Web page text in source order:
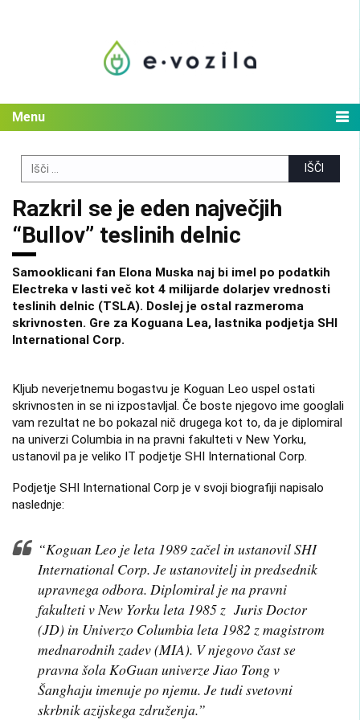
Menu
Search
for:
Razkril se je eden največjih
“Bullov” teslinih delnic
Samooklicani fan Elona Muska naj bi imel po podatkih
Electreka v lasti več kot 4 milijarde dolarjev vrednosti
teslinih delnic (TSLA). Doslej je ostal razmeroma
skrivnosten. Gre za Koguana Lea, lastnika podjetja SHI
International Corp.
Kljub neverjetnemu bogastvu je Koguan Leo uspel ostati
skrivnosten in se ni izpostavljal. Če boste njegovo ime googlali
vam rezultat ne bo pokazal nič drugega kot to, da je diplomiral
na univerzi Columbia in na pravni fakulteti v New Yorku,
ustanovil pa je veliko IT podjetje SHI International Corp.
Podjetje SHI International Corp je v svoji biografiji napisalo
naslednje:
“Koguan Leo je leta 1989 začel in ustanovil SHI
International Corp. Je ustanovitelj in predsednik
upravnega odbora. Diplomiral je na pravni
fakulteti v New Yorku leta 1985 z Juris Doctor
(JD) in Univerzo Columbia leta 1982 z magistrom
mednarodnih zadev (MIA). V njegovo čast se
pravna šola KoGuan univerze Jiao Tong v
Šanghaju imenuje po njemu. Je tudi svetovni
skrbnik azijskega združenja.”